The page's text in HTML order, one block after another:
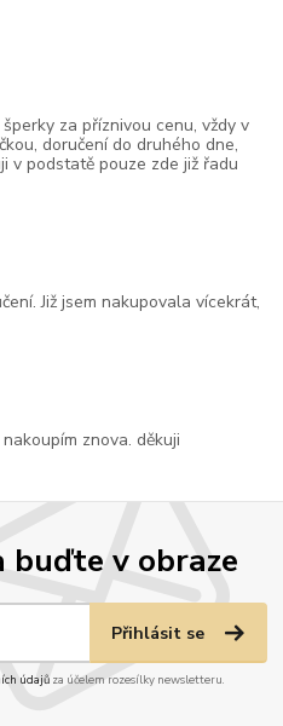
buďte v obraze
Přihlásit se
údajůza účelem rozesílky newsletteru.
za příznivou cenu, vždy v
doručení do druhého dne,
v podstatě pouze zde již řadu
Již jsem nakupovala vícekrát,
znova. děkuji